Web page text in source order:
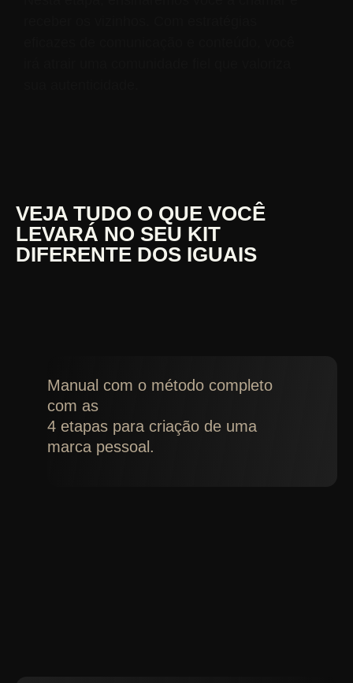
VEJA TUDO O QUE VOCÊ
LEVARÁ NO SEU KIT
DIFERENTE DOS IGUAIS
Manual com o método completo
com as
4 etapas para criação de uma
marca pessoal.